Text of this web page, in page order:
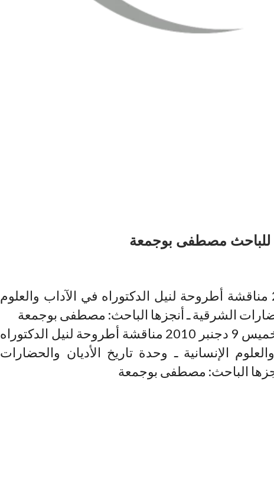
للباحث مصطفى بوجمعة
ستتم يوم الخميس 9 دجنبر 2010 مناقشة أطروحة لنيل الدكتوراه في الآداب والعلوم
الشرقية ـ أنجزها الباحث: مصطفى بوجمعة
ستتم يوم الخميس 9 دجنبر 2010 مناقشة أطروحة لنيل الدكتوراه
الإنسانية ـ وحدة تاريخ الأديان والحضارات
الباحث: مصطفى بوجمعة